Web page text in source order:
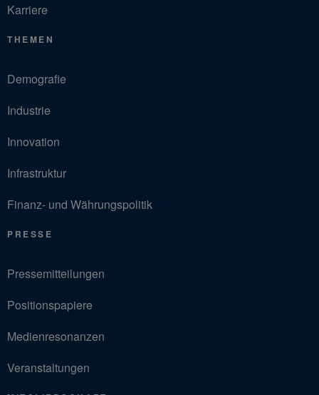
Karriere
THEMEN
Demografie
Industrie
Innovation
Infrastruktur
Finanz- und Währungspolitik
PRESSE
Pressemitteilungen
Positionspapiere
Medienresonanzen
Veranstaltungen